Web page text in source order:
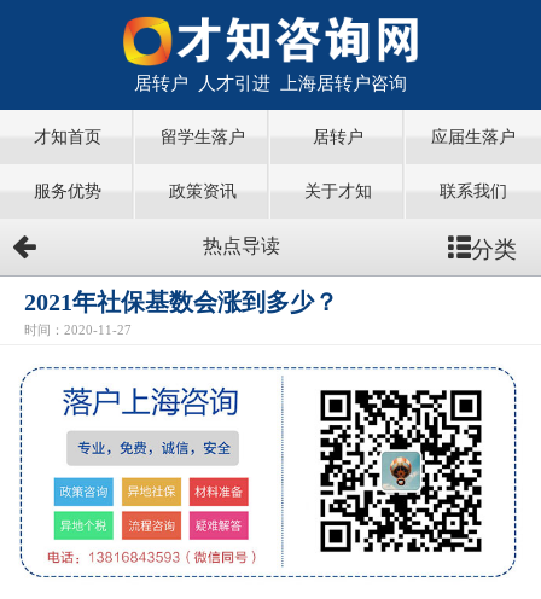
居转户 人才引进 上海居转户咨询
才知首页 留学生落户 居转户 应届生落户
服务优势 政策资讯 关于才知 联系我们
热点导读 分类
2021年社保基数会涨到多少？
时间：2020-11-27